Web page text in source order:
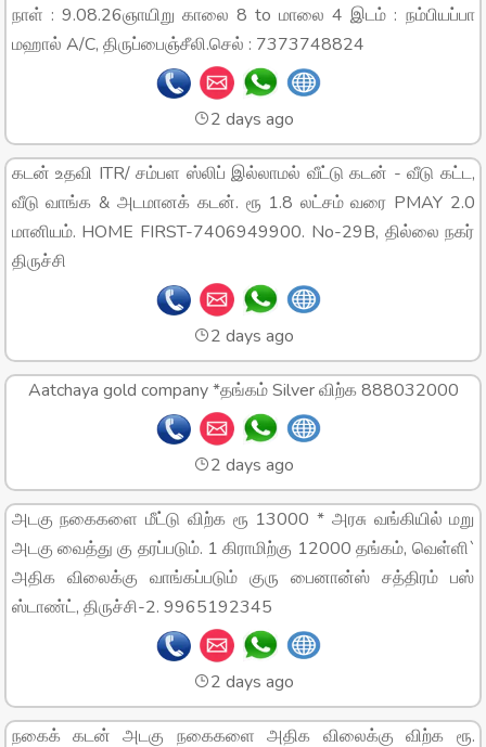
நாள் : 9.08.26ஞாயிறு காலை 8 to மாலை 4 இடம் : நம்பியப்பா
மஹால் A/C, திருப்பைஞ்சீலி.செல் : 7373748824
2 days ago
கடன் உதவி ITR/ சம்பள ஸ்லிப் இல்லாமல் வீட்டு கடன் - வீடு கட்ட,
வீடு வாங்க & அடமானக் கடன். ரூ 1.8 லட்சம் வரை PMAY 2.0
மானியம். HOME FIRST-7406949900. No-29B, தில்லை நகர்
திருச்சி
2 days ago
Aatchaya gold company *தங்கம் Silver விற்க 888032000
2 days ago
அடகு நகைகளை மீட்டு விற்க ரூ 13000 * அரசு வங்கியில் மறு
அடகு வைத்து கு தரப்படும். 1 கிராமிற்கு 12000 தங்கம், வெள்ளி`
அதிக விலைக்கு வாங்கப்படும் குரு பைனான்ஸ் சத்திரம் பஸ்
ஸ்டாண்ட், திருச்சி-2. 9965192345
2 days ago
நகைக் கடன் அடகு நகைகளை அதிக விலைக்கு விற்க ரூ.